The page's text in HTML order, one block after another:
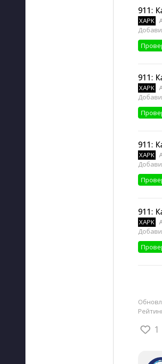
911:
XAPK
911:
XAPK
911:
XAPK
911:
XAPK
1